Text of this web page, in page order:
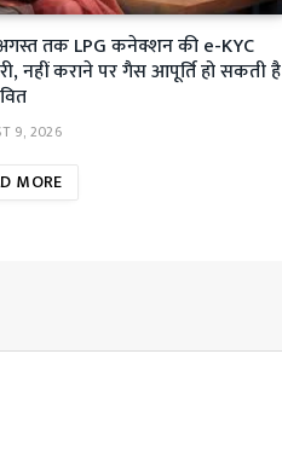
तक LPG कनेक्शन की e-KYC
नहीं कराने पर गैस आपूर्ति हो सकती है
9, 2026
MORE